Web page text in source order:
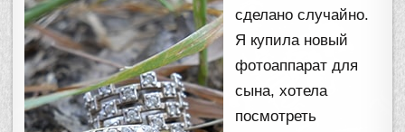
сделано случайно.
Я купила новый
фотоаппарат для
сына, хотела
посмотреть